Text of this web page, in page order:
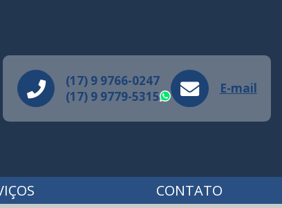
(17) 9 9766-0247
(17) 9 9779-5315
WhatsApp
E-mail
CONTATO